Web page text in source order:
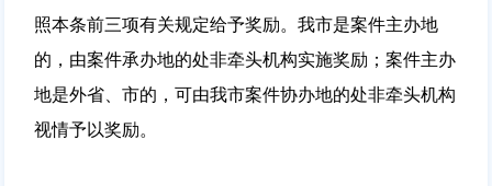
照本条前三项有关规定给予奖励。我市是案件主办地
的，由案件承办地的处非牵头机构实施奖励；案件主办
地是外省、市的，可由我市案件协办地的处非牵头机构
视情予以奖励。